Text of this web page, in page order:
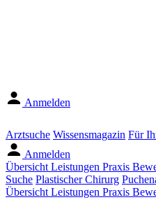
Anmelden
Arztsuche Wissensmagazin Für
Anmelden
Übersicht Leistungen Praxis
Suche Plastischer Chirurg
Übersicht Leistungen Praxis